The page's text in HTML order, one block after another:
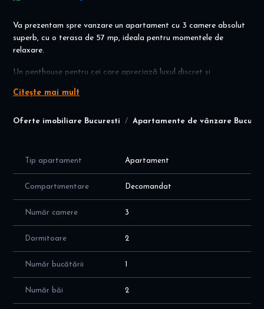
Oferte imobiliare Bucuresti Apartamente de vânzare
Va prezentam spre vanzare un apartament cu 3 camere absolut
superb, cu o terasa de 57 mp, ideala pentru momentele de
relaxare.
Un penthouse pentru cei care apreciază luxul discret și
Situat la etajul 6/6 într-un imobil boutique construit in anul 2008
metroul Timpuri Noi.
- Terasă spectaculoasă pe toată lungimea apartamentului, cu
- Imobil modern – lift OTIS, acces securizat, curte privată
- Finisaje premium, complet mobilat & utilat cu electrocasnice
Posibilitate achizitie 2 locuri de parcare la subteran la 15000
euro fiecare.
Citește mai mult
Tip apartament Apartament
Compartimentare Decomandat
Număr camere 3
Dormitoare 2
Număr bucătării 1
Număr băi 2